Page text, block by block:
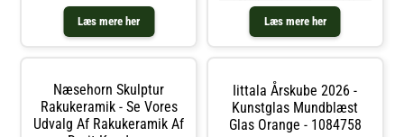
Læs mere her Læs mere her
end 1500 unikke værker i butikken,
tæt på Vejle
Næsehorn Skulptur
Rakukeramik - Se Vores
Udvalg Af Rakukeramik Af
Iittala Årskube 2026 -
Kunstglas Mundblæst
Glas Orange - 1084758